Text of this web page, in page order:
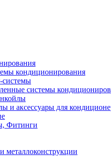
кондиционирования
системы
системы
и аксессуары для
Фитинги
металлоконструкции